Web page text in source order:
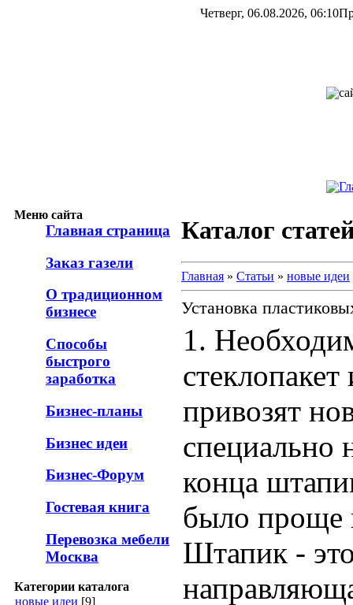
Четверг, 06.08.2026, 06:10
Меню сайта
Главная страница
Заказ газели
О традиционном
бизнесе
Способы
быстрого
заработка
Бизнес-планы
Бизнес идеи
Бизнес-Форум
Гостевая книга
Перевозка мебели
Москва
Категории каталога
новые идеи [9]
Каталог
Главная » Статьи » новые идеи
Установка
1.
привозят
специально
конца
было проще
Штапик -